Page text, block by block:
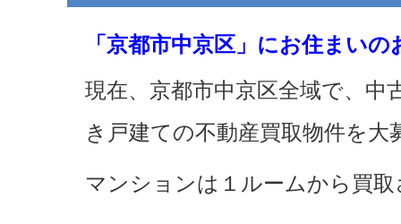
「京都市中京区」にお住まいの
現在、京都市中京区全域で、中
き戸建ての不動産買取物件を大
マンションは１ルームから買